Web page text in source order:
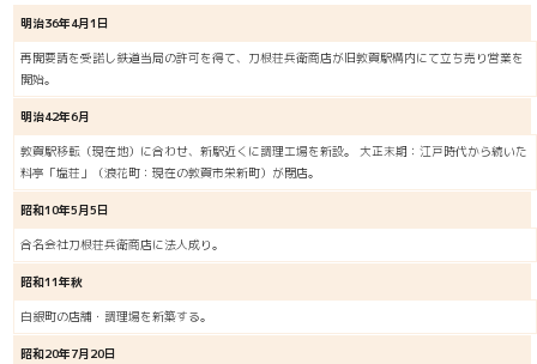
明治36年4月1日
再開要請を受諾し鉄道当局の許可を得て、刀根荘兵衛商店が旧敦賀駅構内にて立ち売り営業を
開始。
明治42年6月
敦賀駅移転（現在地）に合わせ、新駅近くに調理工場を新設。 大正末期：江戸時代から続いた
料亭「塩荘」（浪花町：現在の敦賀市栄新町）が閉店。
昭和10年5月5日
合名会社刀根荘兵衛商店に法人成り。
昭和11年秋
白銀町の店舗・調理場を新築する。
昭和20年7月20日